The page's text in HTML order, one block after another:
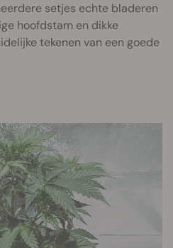
setjes echte bladeren
hoofdstam en dikke
tekenen van een goede